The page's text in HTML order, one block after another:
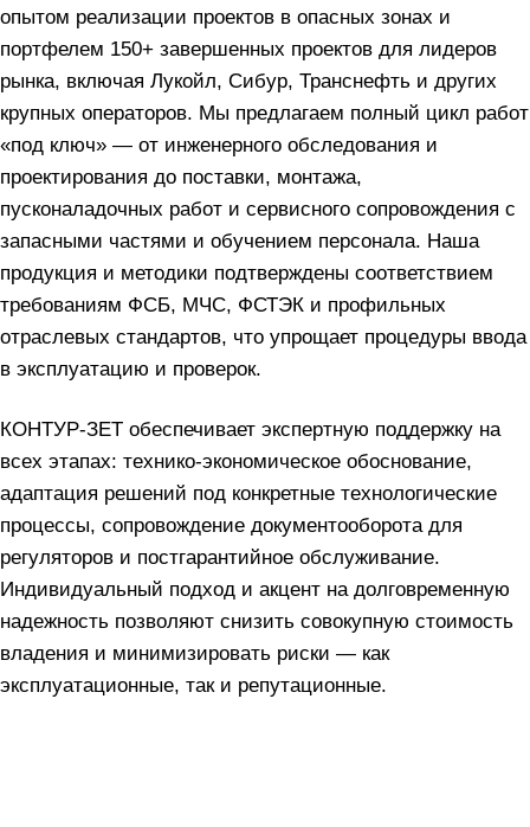
опытом реализации проектов в опасных зонах и
портфелем 150+ завершенных проектов для лидеров
рынка, включая Лукойл, Сибур, Транснефть и других
крупных операторов. Мы предлагаем полный цикл работ
«под ключ» — от инженерного обследования и
проектирования до поставки, монтажа,
пусконаладочных работ и сервисного сопровождения с
запасными частями и обучением персонала. Наша
продукция и методики подтверждены соответствием
требованиям ФСБ, МЧС, ФСТЭК и профильных
отраслевых стандартов, что упрощает процедуры ввода
в эксплуатацию и проверок.
КОНТУР-ЗЕТ обеспечивает экспертную поддержку на
всех этапах: технико-экономическое обоснование,
адаптация решений под конкретные технологические
процессы, сопровождение документооборота для
регуляторов и постгарантийное обслуживание.
Индивидуальный подход и акцент на долговременную
надежность позволяют снизить совокупную стоимость
владения и минимизировать риски — как
эксплуатационные, так и репутационные.